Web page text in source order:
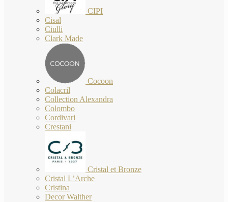
CIPI
Cisal
Ciulli
Clark Made
Cocoon
Colacril
Collection Alexandra
Colombo
Cordivari
Crestani
Cristal et Bronze
Cristal L’Arche
Cristina
Decor Walther